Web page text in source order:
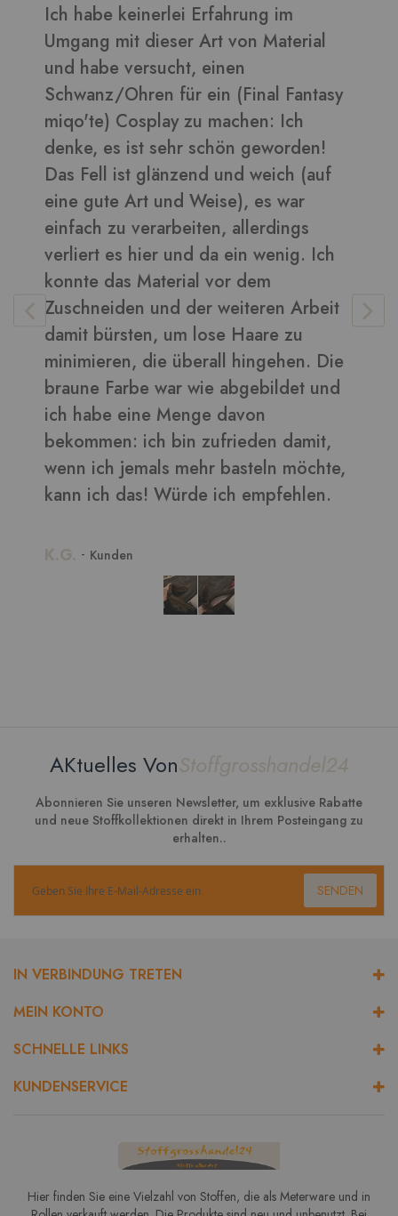
Verarbeitet sich gut und die Blätter
daraus sehen toll aus ????
Bilder in dieser Rezension
Vera-Kunden
AKtuelles VonStoffgrosshandel24
Abonnieren Sie unseren Newsletter, um exklusive Rabatte
und neue Stoffkollektionen direkt in Ihrem Posteingang zu
erhalten..
SENDEN
IN VERBINDUNG TRETEN
MEIN KONTO
SCHNELLE LINKS
KUNDENSERVICE
Hier finden Sie eine Vielzahl von Stoffen, die als Meterware und in